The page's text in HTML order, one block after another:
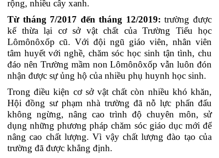
rộng, nhiều cây xanh.
Từ tháng 7/2017 đến tháng 12/2019: trường được
kế thừa lại cơ sở vật chất của Trường Tiểu học
Lômônôxốp cũ. Với đội ngũ giáo viên, nhân viên
tâm huyết với nghề, chăm sóc học sinh tận tình, chu
đáo nên Trường mầm non Lômônôxốp vẫn luôn đón
nhận được sự ủng hộ của nhiều phụ huynh học sinh.
Trong điều kiện cơ sở vật chất còn nhiều khó khăn,
Hội đồng sư phạm nhà trường đã nỗ lực phấn đấu
không ngừng, nâng cao trình độ chuyên môn, sử
dụng những phương pháp chăm sóc giáo dục mới để
nâng cao chất lượng. Vì vậy chất lượng đào tạo của
trường đã được khẳng định.